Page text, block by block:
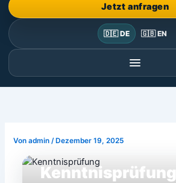
Jetzt anfragen
🇩🇪 DE 🇬🇧 EN
Vonadmin /Dezember 19, 2025
Kenntnisprüfung